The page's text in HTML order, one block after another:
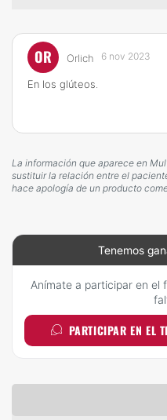
OR Orlich 6 nov 2023
En los glúteos.
La información que aparece en
sustituir la relación entre el
hace apología de un producto
Tenemos
Anímate a participar en el
PARTICIPAR EN EL